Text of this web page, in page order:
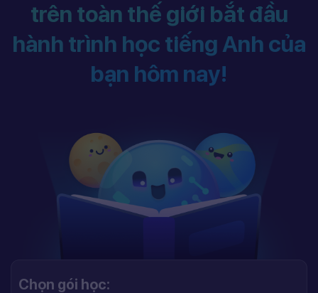
trên toàn thế giới bắt đầu
hành trình học tiếng Anh của
bạn hôm nay!
Chọn gói học: